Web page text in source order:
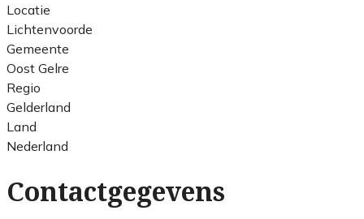
Locatie
Lichtenvoorde
Gemeente
Oost Gelre
Regio
Gelderland
Land
Nederland
Contactgegevens